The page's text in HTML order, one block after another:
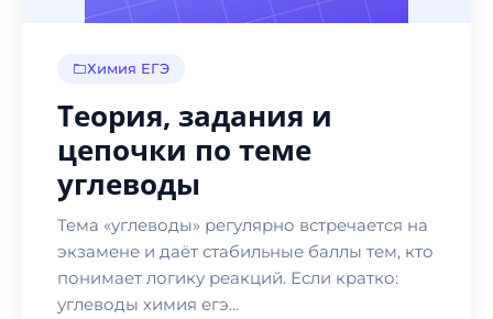
Химия ЕГЭ
Теория, задания и
цепочки по теме
углеводы
Тема «углеводы» регулярно встречается на
экзамене и даёт стабильные баллы тем, кто
понимает логику реакций. Если кратко:
углеводы химия егэ...